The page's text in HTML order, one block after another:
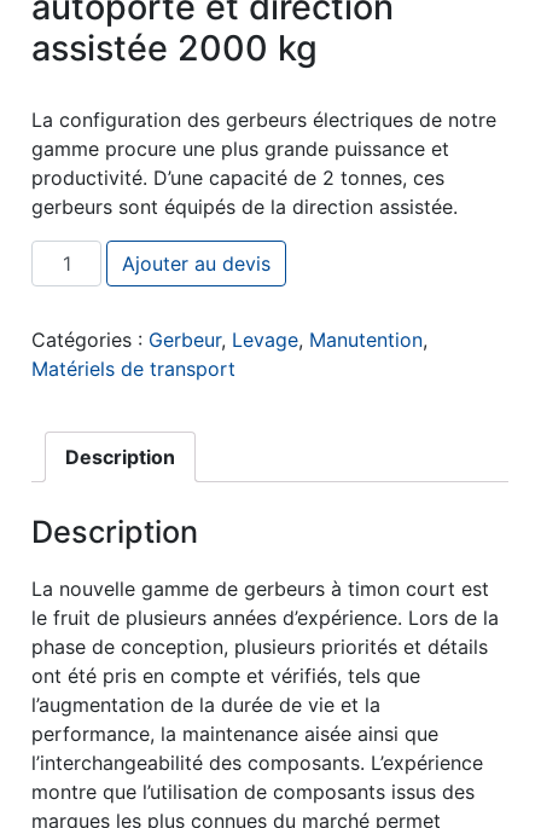
assistée 2000 kg
La configuration des gerbeurs électriques de notre
gamme procure une plus grande puissance et
productivité. D’une capacité de 2 tonnes, ces
gerbeurs sont équipés de la direction assistée.
quantité de Gerbeur électrique autoporté et direction
Ajouter au devis
Catégories : Gerbeur, Levage, Manutention,
Matériels de transport
Description
Description
La nouvelle gamme de gerbeurs à timon court est
le fruit de plusieurs années d’expérience. Lors de la
phase de conception, plusieurs priorités et détails
ont été pris en compte et vérifiés, tels que
l’augmentation de la durée de vie et la
performance, la maintenance aisée ainsi que
l’interchangeabilité des composants. L’expérience
montre que l’utilisation de composants issus des
marques les plus connues du marché permet